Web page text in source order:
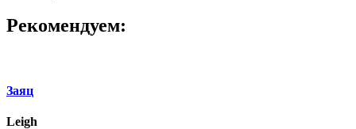
Рекомендуем:
Заяц
Leigh